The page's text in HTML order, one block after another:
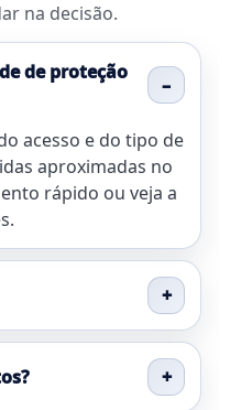
na decisão.
de proteção
acesso e do tipo de
aproximadas no
rápido ou veja a